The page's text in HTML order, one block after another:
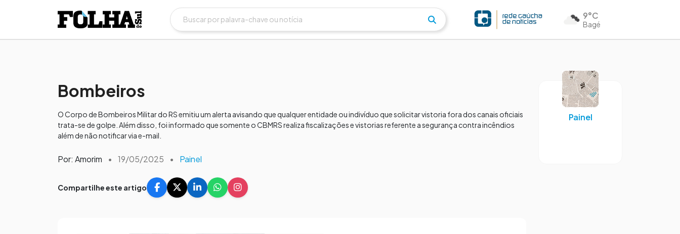
9°C
Bagé
Bombeiros
O Corpo de Bombeiros Militar do RS emitiu um alerta avisando que qualquer entidade ou indivíduo que solicitar vistoria fora dos canais oficiais
trata-se de golpe. Além disso, foi informado que somente o CBMRS realiza fiscalizações e vistorias referente a segurança contra incêndios
além de não notificar via e-mail.
Por: Amorim • 19/05/2025 • Painel
Compartilhe este artigo
Painel